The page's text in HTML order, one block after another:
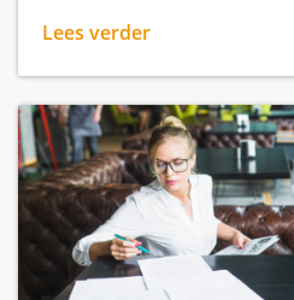
Lees verder